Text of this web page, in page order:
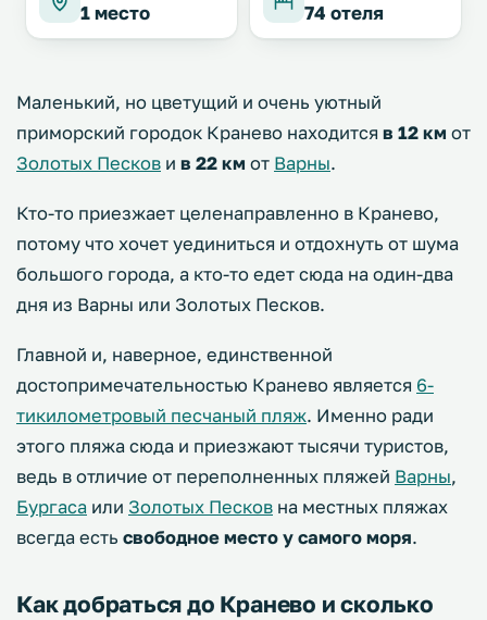
1 место 74 отеля
Маленький, но цветущий и очень уютный
приморский городок Кранево находится в 12 км от
Золотых Песков и в 22 км от Варны.
Кто-то приезжает целенаправленно в Кранево,
потому что хочет уединиться и отдохнуть от шума
большого города, а кто-то едет сюда на один-два
дня из Варны или Золотых Песков.
Главной и, наверное, единственной
достопримечательностью Кранево является 6-
тикилометровый песчаный пляж. Именно ради
этого пляжа сюда и приезжают тысячи туристов,
ведь в отличие от переполненных пляжей Варны,
Бургаса или Золотых Песков на местных пляжах
всегда есть свободное место у самого моря.
Как добраться до Кранево и сколько